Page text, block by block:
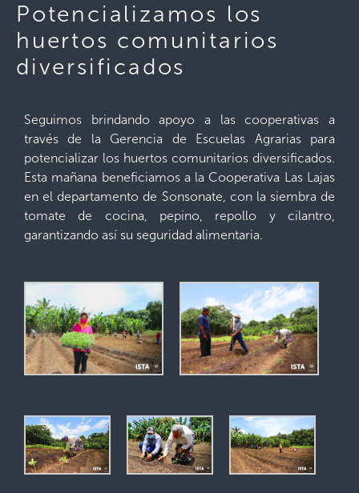
Potencializamos los
huertos comunitarios
diversificados
Seguimos brindando apoyo a las cooperativas a
través de la Gerencia de Escuelas Agrarias para
potencializar los huertos comunitarios diversificados.
Esta mañana beneficiamos a la Cooperativa Las Lajas
en el departamento de Sonsonate, con la siembra de
tomate de cocina, pepino, repollo y cilantro,
garantizando así su seguridad alimentaria.